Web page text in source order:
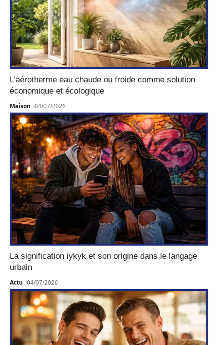
L’aérotherme eau chaude ou froide comme solution
économique et écologique
Maison 04/07/2026
La signification iykyk et son origine dans le langage
urbain
Actu 04/07/2026